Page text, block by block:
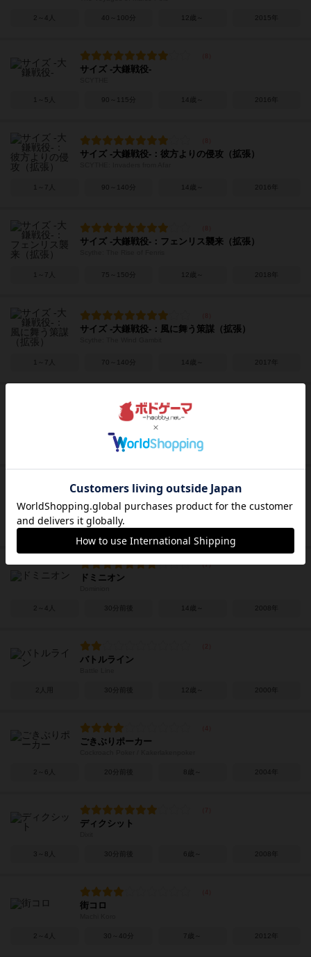
2～4人 40～100分 12歳～ 2015年
サイズ -大鎌戦役-
1～5人 90～115分 14歳～ 2016年
サイズ -大鎌戦役-：彼方よりの侵攻（拡張）
1～7人 90～140分 14歳～ 2016年
サイズ -大鎌戦役-：フェンリス襲来（拡張）
1～7人 75～150分 12歳～ 2018年
サイズ -大鎌戦役-：風に舞う策謀（拡張）
1～7人 70～140分 14歳～ 2017年
ラブレター
20分前後 10歳～
犯人は踊る
Dancing Criminal
3～8人 10～20分
ドミニオン
2～4人 30分前後 14歳～ 2008年
バトルライン
2人用 30分前後 12歳～ 2000年
ごきぶりポーカー
2～6人 20分前後 8歳～ 2004年
ディクシット
3～8人 30分前後 6歳～ 2008年
街コロ
2～4人 30～40分 7歳～ 2012年